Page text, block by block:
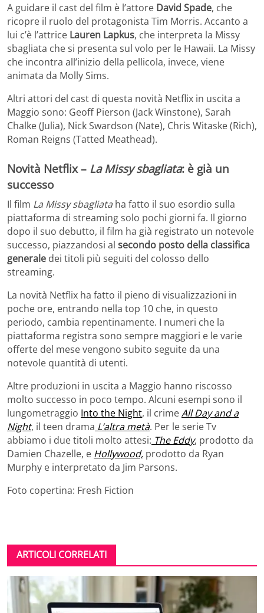
A guidare il cast del film è l’attore David Spade, che
ricopre il ruolo del protagonista Tim Morris. Accanto a
lui c’è l’attrice Lauren Lapkus, che interpreta la Missy
sbagliata che si presenta sul volo per le Hawaii. La Missy
che incontra all’inizio della pellicola, invece, viene
animata da Molly Sims.
Altri attori del cast di questa novità Netflix in uscita a
Maggio sono: Geoff Pierson (Jack Winstone), Sarah
Chalke (Julia), Nick Swardson (Nate), Chris Witaske (Rich),
Roman Reigns (Tatted Meathead).
Novità Netflix – La Missy sbagliata: è già un
successo
Il film La Missy sbagliata ha fatto il suo esordio sulla
piattaforma di streaming solo pochi giorni fa. Il giorno
dopo il suo debutto, il film ha già registrato un notevole
successo, piazzandosi al secondo posto della classifica
generale dei titoli più seguiti del colosso dello
streaming.
La novità Netflix ha fatto il pieno di visualizzazioni in
poche ore, entrando nella top 10 che, in questo
periodo, cambia repentinamente. I numeri che la
piattaforma registra sono sempre maggiori e le varie
offerte del mese vengono subito seguite da una
notevole quantità di utenti.
Altre produzioni in uscita a Maggio hanno riscosso
molto successo in poco tempo. Alcuni esempi sono il
lungometraggio Into the Night, il crimeAll Day and a
Night, il teen drama L’altra metà. Per le serie Tv
abbiamo i due titoli molto attesi: The Eddy, prodotto da
Damien Chazelle, e Hollywood, prodotto da Ryan
Murphy e interpretato da Jim Parsons.
Foto copertina: Fresh Fiction
ARTICOLI CORRELATI